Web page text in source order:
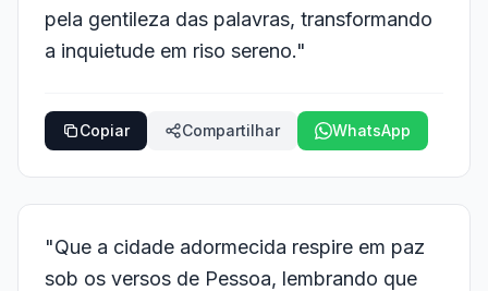
pela gentileza das palavras, transformando
a inquietude em riso sereno."
Copiar Compartilhar WhatsApp
"Que a cidade adormecida respire em paz
sob os versos de Pessoa, lembrando que